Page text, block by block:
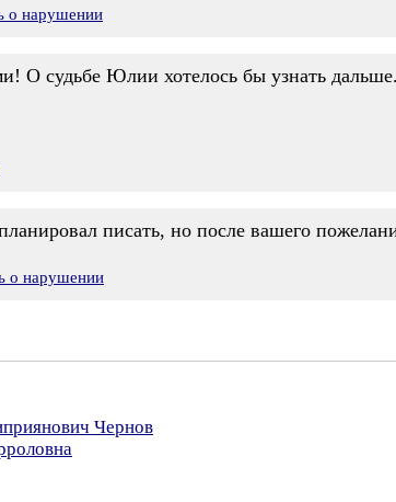
о нарушении
О судьбе Юлии хотелось бы узнать дальше.
писать, но после вашего
о нарушении
Чернов